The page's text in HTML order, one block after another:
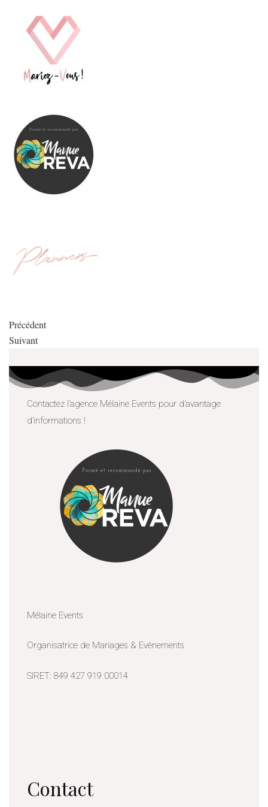
Précédent
Suivant
Contactez l’agence Mélaine Events pour d’avantage
d’informations !
Mélaine Events
Organisatrice de Mariages & Evènements
SIRET: 849 427 919 00014
Contact